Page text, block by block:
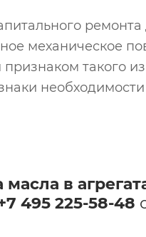
механическое
такого
в
495 225-58-48